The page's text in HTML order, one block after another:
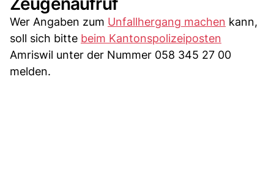
Wer Angaben zum Unfallhergang machen kann,
soll sich bitte beim Kantonspolizeiposten
Amriswil unter der Nummer 058 345 27 00
melden.